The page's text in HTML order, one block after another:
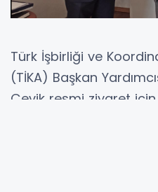
Türk İşbirliği ve
(TİKA) Başkan
Çevik resmi ziyaret